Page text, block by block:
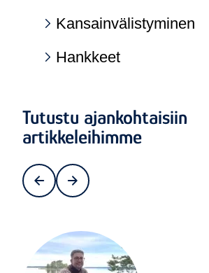
Kansainvälistyminen
Hankkeet
Tutustu ajankohtaisiin
artikkeleihimme